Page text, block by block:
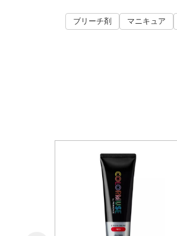
ブリーチ剤 マニキュア